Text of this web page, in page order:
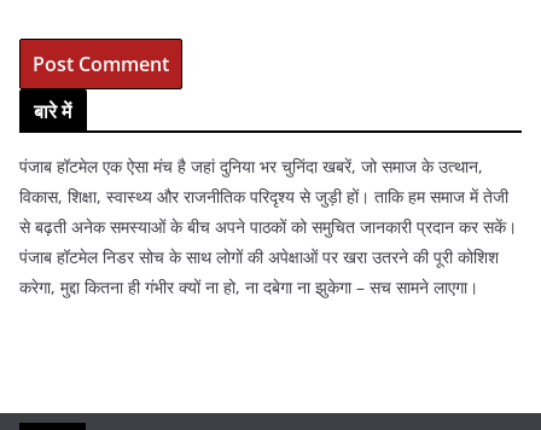
बारे में
पंजाब हॉटमेल एक ऐसा मंच है जहां दुनिया भर चुनिंदा खबरें, जो समाज के उत्थान,
विकास, शिक्षा, स्वास्थ्य और राजनीतिक परिदृश्य से जुड़ी हों। ताकि हम समाज में तेजी
से बढ़ती अनेक समस्याओं के बीच अपने पाठकों को समुचित जानकारी प्रदान कर सकें।
पंजाब हॉटमेल निडर सोच के साथ लोगों की अपेक्षाओं पर खरा उतरने की पूरी कोशिश
करेगा, मुद्दा कितना ही गंभीर क्यों ना हो, ना दबेगा ना झुकेगा – सच सामने लाएगा।